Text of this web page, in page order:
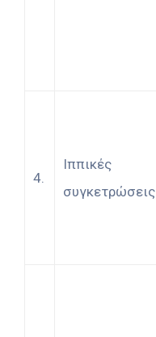
4.
Ιππικές
συγκετρώσεις